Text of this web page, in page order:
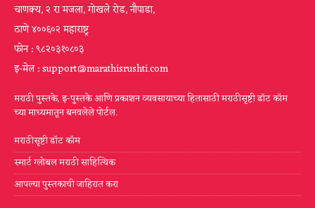
चाणक्य, २ रा मजला, गोखले रोड, नौपाडा,
ठाणे ४००६०२ महाराष्ट्र
फोन : ९८२०३१०८०३
इ-मेल : support@marathisrushti.com
मराठी पुस्तके, इ-पुस्तके आणि प्रकाशन व्यवसायाच्या हितासाठी मराठीसृष्टी डॉट कॉम
च्या माध्यमातून बनवलेले पोर्टल.
मराठीसृष्टी डॉट कॉम
स्मार्ट ग्लोबल मराठी साहित्यिक
आपल्या पुस्तकाची जाहिरात करा